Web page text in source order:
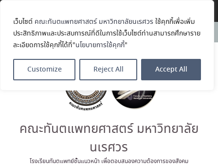
เว็บไซต์ คณะทันตแพทยศาสตร์ มหาวิทยาลัยนเรศวร ใช้คุกกี้เพื่อเพิ่ม
ประสิทธิภาพและประสบการณ์ที่ดีในการใช้เว็บไซต์ท่านสามารถศึกษาราย
ละเอียดการใช้คุกกี้ได้ที่"นโยบายการใช้คุกกี้"
Customize Reject All Accept All
News:
ประกาศคณะทันตแพทยศาสตร์
มหาวิทยาลัยนเรศวร เรื่อง ผู้ผ่าน
การสอบแข่งขันเข้าเป็นลูกจ้าง
ทั่วไป
คณะทันตแพทยศาสตร์
มหาวิทยาลัยนเรศวร ร่วมออกบูธ
ประชาสัมพันธ์ หลักสูตรทันตแพทย
ศาสตรบัณฑิต และหลักสูตร
ประกาศนียบัตรผู้ช่วยทันตแพทย์
ในโครงการ Open House 2026
กิจกรรม NU Explore: เคลียร์ตัว
ขอแสดงความยินดีกับ รศ.ทพญ.รัช
วรรณ ตัณศลารักษ์ อาจารย์ประจำ
คณะทันตแพทยศาสตร์ มหาวิทยาลัย
นเรศวร
โรงเรียนทันตแพทย์ชั้นแนวหน้า เพื่อตอบสนองความต้องการของสังคม